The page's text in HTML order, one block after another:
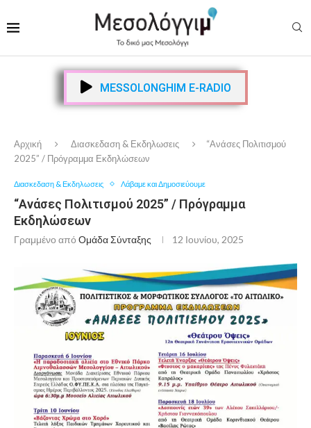
MESSOLONGHIM E-RADIO
Αρχική Διασκεδαση & Εκδηλωσεις
“Ανάσες Πολιτισμού
2025” / Πρόγραμμα Εκδηλώσεων
Διασκεδαση & Εκδηλωσεις Λάβαμε και Δημοσιεύουμε
“Ανάσες Πολιτισμού 2025” / Πρόγραμμα
Εκδηλώσεων
Γραμμένο από Ομάδα Σύνταξης 12 Ιουνίου, 2025